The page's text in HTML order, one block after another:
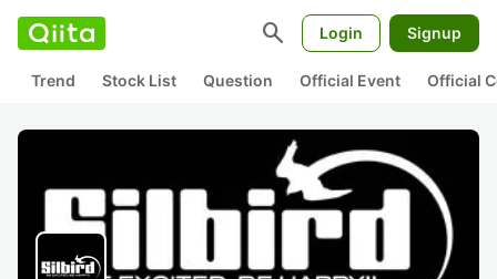
search Login Signup
Trend Stock List Question Official Event Official